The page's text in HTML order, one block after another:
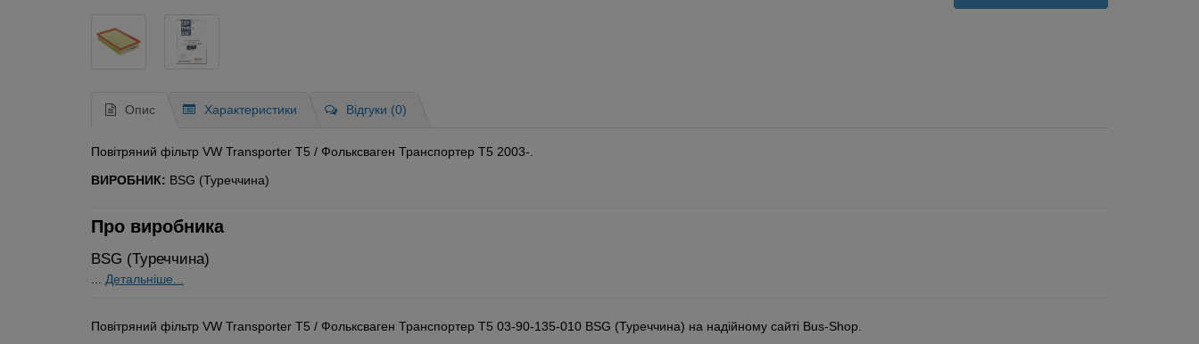
Опис Характеристики Відгуки (0)
Повітряний фільтр VW Transporter T5 / Фольксваген Транспортер Т5 2003-.
ВИРОБНИК: BSG (Туреччина)
Про виробника
BSG (Туреччина)
... Детальніше...
Повітряний фільтр VW Transporter T5 / Фольксваген Транспортер Т5 03-90-135-010 BSG (Туреччина) на надійному сайті Bus-Shop.